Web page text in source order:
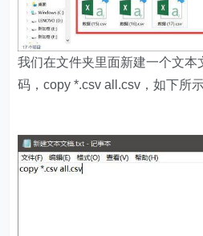
我们在文件夹里面新建一个文本
码，copy *.csv all.csv，如下所示